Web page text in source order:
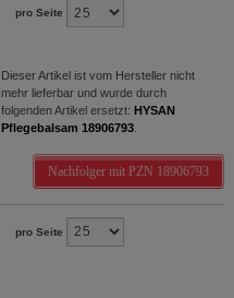
pro Seite
Dieser Artikel ist vom Hersteller nicht
mehr lieferbar und wurde durch
folgenden Artikel ersetzt: HYSAN
Pflegebalsam 18906793.
Nachfolger mit PZN 18906793
pro Seite